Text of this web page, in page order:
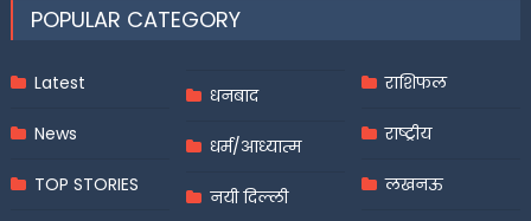
POPULAR CATEGORY
Latest
News
TOP STORIES
धनबाद
धर्म/आध्यात्म
नयी दिल्ली
राशिफल
राष्ट्रीय
लखनऊ